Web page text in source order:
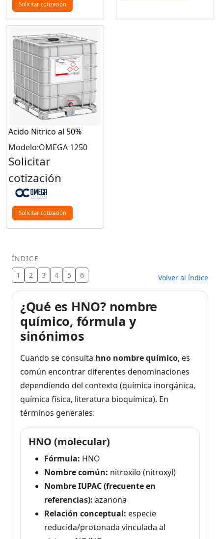
Solicitar cotización
Acido Nitrico al 50%
Modelo:OMEGA 1250
Solicitar
cotización
Solicitar cotización
ÍNDICE
1
2 3 4 5 6 Volver al índice
¿Qué es HNO? nombre
químico, fórmula y
sinónimos
Cuando se consulta hno nombre químico, es
común encontrar diferentes denominaciones
dependiendo del contexto (química inorgánica,
química física, literatura bioquímica). En
términos generales:
HNO (molecular)
Fórmula: HNO
Nombre común: nitroxilo (nitroxyl)
Nombre IUPAC (frecuente en
referencias): azanona
Relación conceptual: especie
reducida/protonada vinculada al